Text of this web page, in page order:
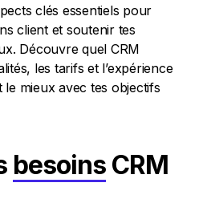
clés essentiels pour
client et soutenir tes
Découvre quel CRM
les tarifs et l’expérience
le mieux avec tes objectifs
besoins CRM